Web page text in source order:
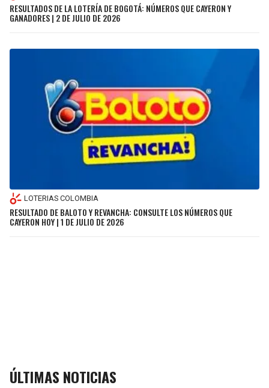
RESULTADOS DE LA LOTERÍA DE BOGOTÁ: NÚMEROS QUE CAYERON Y
GANADORES | 2 DE JULIO DE 2026
LOTERIAS COLOMBIA
RESULTADO DE BALOTO Y REVANCHA: CONSULTE LOS NÚMEROS QUE
CAYERON HOY | 1 DE JULIO DE 2026
ÚLTIMAS NOTICIAS